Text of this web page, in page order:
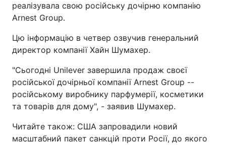
реалізувала свою російську дочірню компанію
Arnest Group.
Цю інформацію в четвер озвучив генеральний
директор компанії Хайн Шумахер.
"Сьогодні Unilever завершила продаж своєї
російської дочірньої компанії Arnest Group --
російському виробнику парфумерії, косметики
та товарів для дому", - заявив Шумахер.
Читайте також: США запровадили новий
масштабний пакет санкцій проти Росії, до якого